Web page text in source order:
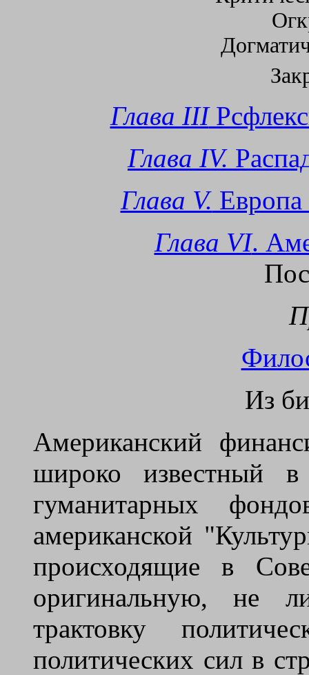
Глава III
Глава IV.
Глава V. Европа
Глава VI.
Из
Американский
широко известный
гуманитарных
американской
происходящие в
оригинальную, не
трактовку
политических сил в